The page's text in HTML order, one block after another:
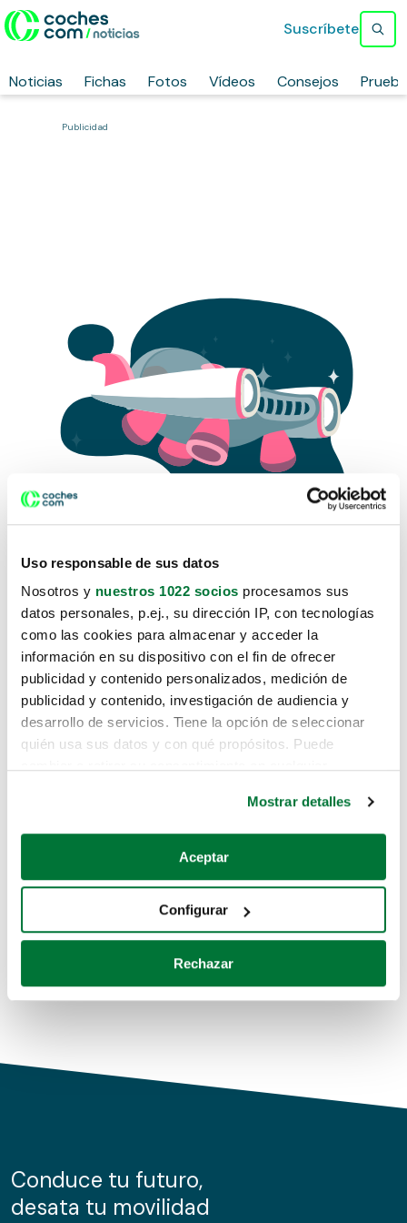
Uso responsable de sus datos
Nosotros y nuestros 1022 socios procesamos sus
datos personales, p.ej., su dirección IP, con tecnologías
como las cookies para almacenar y acceder la
información en su dispositivo con el fin de ofrecer
publicidad y contenido personalizados, medición de
publicidad y contenido, investigación de audiencia y
desarrollo de servicios. Tiene la opción de seleccionar
quién usa sus datos y con qué propósitos. Puede
Si lo permite, también quisiéramos:
Recopilar información sobre su ubicación geográfica
Identificar su dispositivo analizándolo activamente
para buscar características específicas (huellas
Obtenga más información sobre cómo se procesan sus
de cookies.
información sobre el uso que haga del sitio web con
nuestros partners de redes sociales, publicidad y análisis
Mostrar detalles
Aceptar
Configurar
Rechazar
Noticias Fichas Fotos Vídeos Consejos
Suscríbete
Publicidad
Lo sentimos, no sabemos como
te hemos traido hasta aquí.
Pero puedes encontrar el coche que estás
buscando en alguno de estos enlaces:
Coches de segunda mano
Coches de km0
Conduce tu futuro,
desata tu movilidad